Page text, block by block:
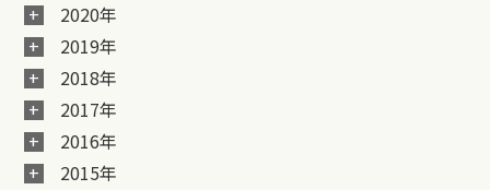
2020年
2019年
2018年
2017年
2016年
2015年